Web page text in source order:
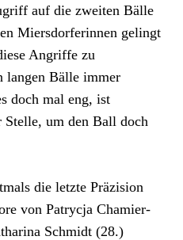
auf die zweiten Bälle
Miersdorferinnen gelingt
Angriffe zu
langen Bälle immer
doch mal eng, ist
Stelle, um den Ball doch
die letzte Präzision
von Patrycja Chamier-
Schmidt (28.)